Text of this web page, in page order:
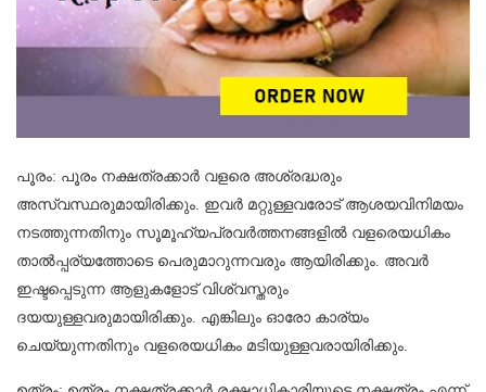
പൂരം: പൂരം നക്ഷത്രക്കാർ വളരെ അശ്രദ്ധരും
അസ്വസ്ഥരുമായിരിക്കും. ഇവർ മറ്റുള്ളവരോട് ആശയവിനിമയം
നടത്തുന്നതിനും സൂമൂഹ്യപ്രവർത്തനങ്ങളില്‍ വളരെയധികം
താൽപ്പര്യത്തോടെ പെരുമാറുന്നവരും ആയിരിക്കും. അവർ
ഇഷ്ടപ്പെടുന്ന ആളുകളോട് വിശ്വസ്തരും
ദയയുള്ളവരുമായിരിക്കും. എങ്കിലും ഓരോ കാര്യം
ചെയ്യുന്നതിനും വളരെയധികം മടിയുള്ളവരായിരിക്കും.